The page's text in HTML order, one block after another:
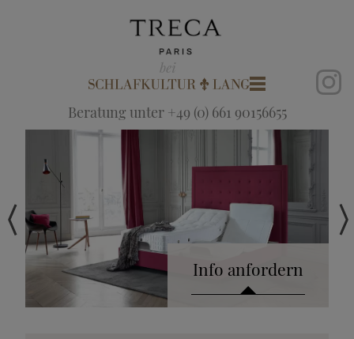
Beratung unter +49 (0) 661 90156655
Info anfordern